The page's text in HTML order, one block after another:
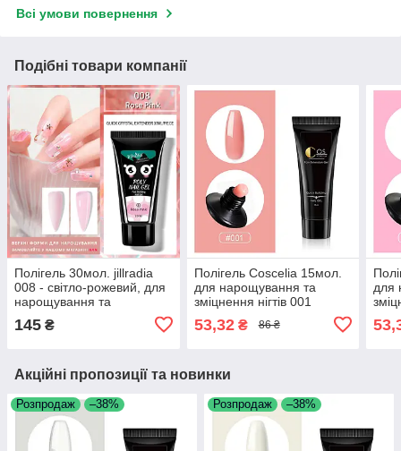
Всі умови повернення
Подібні товари компанії
Полігель 30мол. jillradia
008 - світло-рожевий, для
нарощування та
145 ₴
Полігель Coscelia 15мол.
для нарощування та
зміцнення нігтів 001
53,32₴ 86 ₴
для
Акційні пропозиції та новинки
Розпродаж –38% Розпродаж –38%